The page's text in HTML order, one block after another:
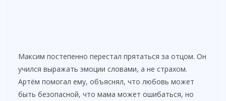
Максим постепенно перестал прятаться за отцом. Он
учился выражать эмоции словами, а не страхом.
Артём помогал ему, объяснял, что любовь может
быть безопасной, что мама может ошибаться, но